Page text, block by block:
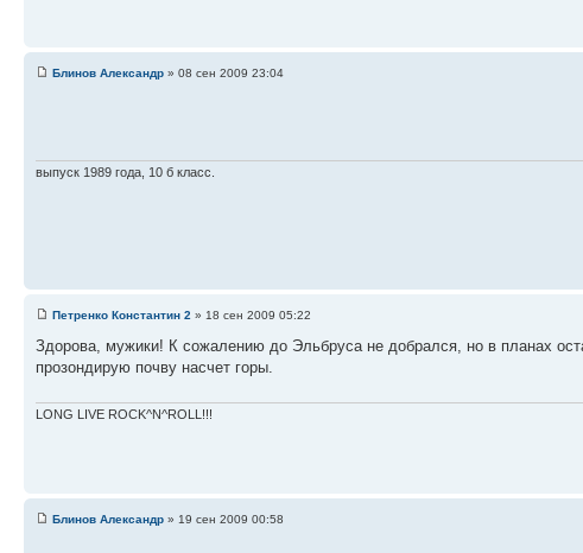
Блинов Александр » 08 сен 2009 23:04
выпуск 1989 года, 10 б класс.
Петренко Константин 2 » 18 сен 2009 05:22
Здорова, мужики! К сожалению до Эльбруса не добрался, но в планах
прозондирую почву насчет горы.
LONG LIVE ROCK^N^ROLL!!!
Блинов Александр » 19 сен 2009 00:58